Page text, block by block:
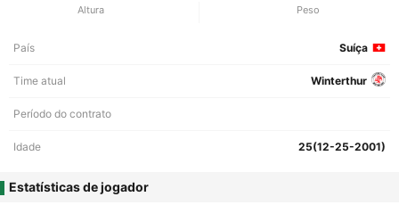
Altura Peso
País Suíça
Time atual Winterthur
Período do contrato
Idade 25(12-25-2001)
Estatísticas de jogador